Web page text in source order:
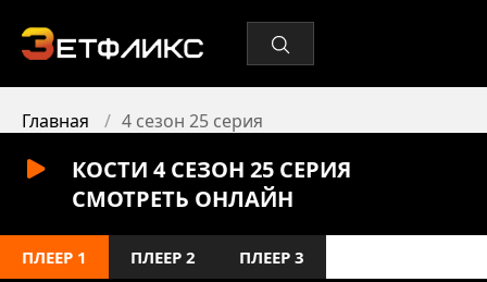
Главная 4 сезон 25 серия
КОСТИ 4 СЕЗОН 25 СЕРИЯ
СМОТРЕТЬ ОНЛАЙН
ПЛЕЕР 1 ПЛЕЕР 2 ПЛЕЕР 3